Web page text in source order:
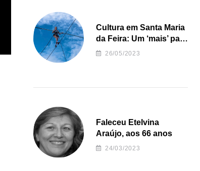
Cultura em Santa Maria
da Feira: Um ‘mais’ para
o Concelho
26/05/2023
Faleceu Etelvina
Araújo, aos 66 anos
24/03/2023